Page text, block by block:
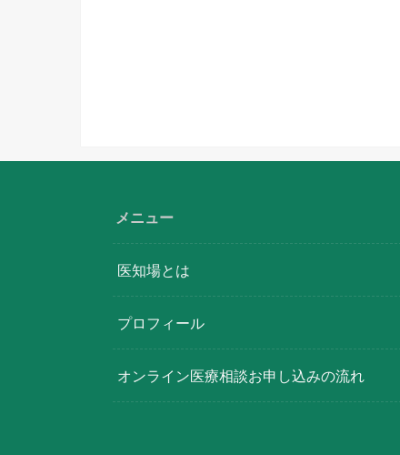
メニュー
医知場とは
プロフィール
オンライン医療相談お申し込みの流れ